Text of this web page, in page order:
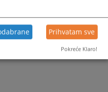
Prihvatam sve
Pokreće Klaro!